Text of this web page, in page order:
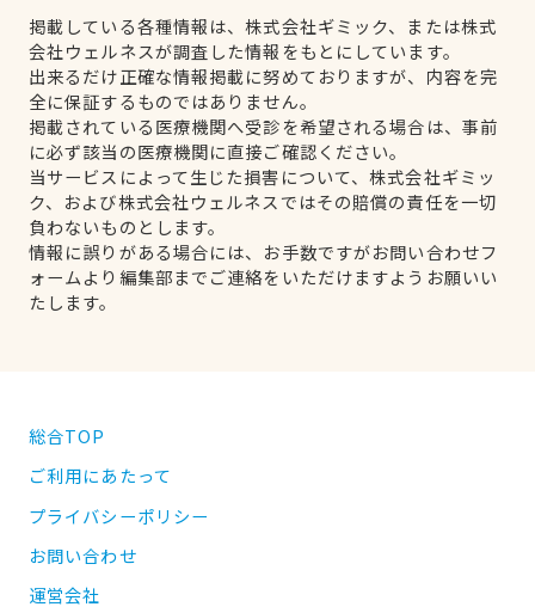
掲載している各種情報は、株式会社ギミック、または株式
会社ウェルネスが調査した情報をもとにしています。
出来るだけ正確な情報掲載に努めておりますが、内容を完
全に保証するものではありません。
掲載されている医療機関へ受診を希望される場合は、事前
に必ず該当の医療機関に直接ご確認ください。
当サービスによって生じた損害について、株式会社ギミッ
ク、および株式会社ウェルネスではその賠償の責任を一切
負わないものとします。
情報に誤りがある場合には、お手数ですがお問い合わせフ
ォームより編集部までご連絡をいただけますようお願いい
たします。
総合TOP
ご利用にあたって
プライバシーポリシー
お問い合わせ
運営会社